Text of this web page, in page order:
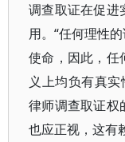
调查取证在促进
用。“任何理性
使命，因此，任
义上均负有真
律师调查取证权
也应正视，这有